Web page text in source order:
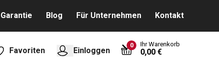
Garantie Blog Für Unternehmen Kontakt
Favoriten Einloggen
0 Ihr Warenkorb
0,00 €